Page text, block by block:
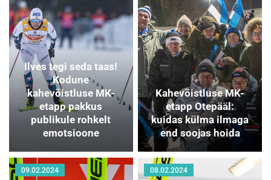
Ilves tegi seda taas!
Kodune
kahevõistluse MK-
etapp pakkus
publikule rohkelt
emotsioone
Kahevõistluse MK-
etapp Otepääl:
kuidas külma ilmaga
end soojas hoida
09.02.2024 08.02.2024